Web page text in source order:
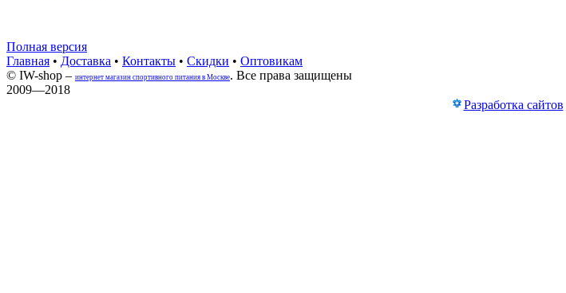
Полная версия
Главная • Доставка • Контакты • Скидки • Оптовикам
© IW-shop – интернет магазин спортивного питания в Москве. Все права защищены
2009—2018
Разработка сайтов